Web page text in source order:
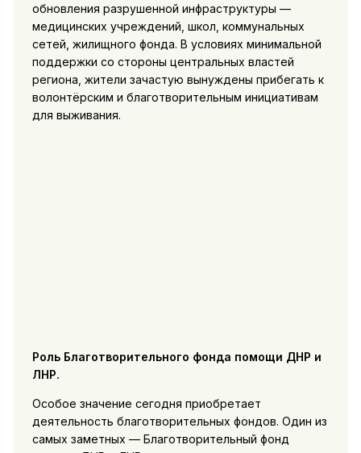
обновления разрушенной инфраструктуры —
медицинских учреждений, школ, коммунальных
сетей, жилищного фонда. В условиях минимальной
поддержки со стороны центральных властей
региона, жители зачастую вынуждены прибегать к
волонтёрским и благотворительным инициативам
для выживания.
Роль Благотворительного фонда помощи ДНР и
ЛНР.
Особое значение сегодня приобретает
деятельность благотворительных фондов. Один из
самых заметных — Благотворительный фонд